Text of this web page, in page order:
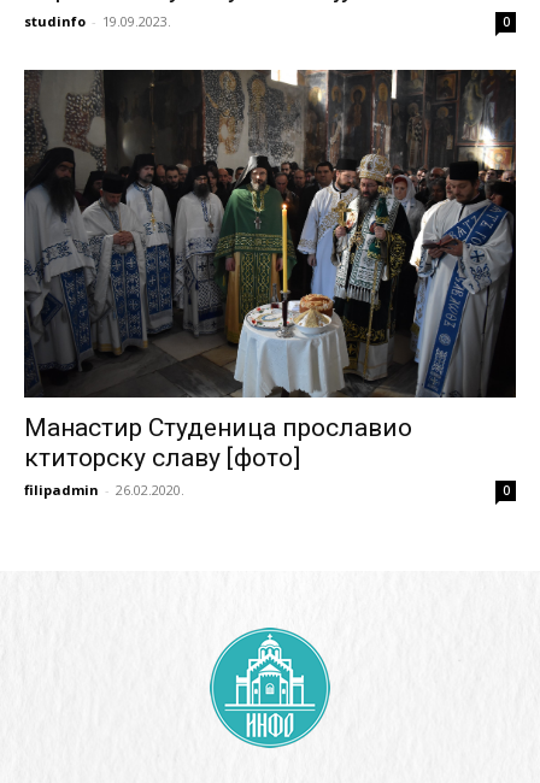
studinfo - 19.09.2023. 0
Манастир Студеница прославио
ктиторску славу [фото]
filipadmin - 26.02.2020. 0